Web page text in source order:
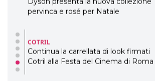
COTRIL
Continua la carrellata di look firmati
TONI&GUY
A Natale regala una doppia